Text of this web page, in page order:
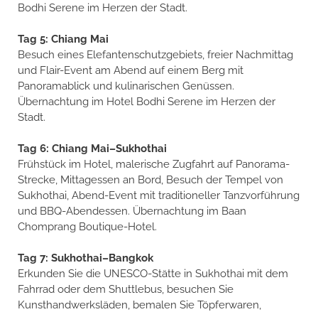
Bodhi Serene im Herzen der Stadt.
Tag 5: Chiang Mai
Besuch eines Elefantenschutzgebiets, freier Nachmittag
und Flair-Event am Abend auf einem Berg mit
Panoramablick und kulinarischen Genüssen.
Übernachtung im Hotel Bodhi Serene im Herzen der
Stadt.
Tag 6: Chiang Mai–Sukhothai
Frühstück im Hotel, malerische Zugfahrt auf Panorama-
Strecke, Mittagessen an Bord, Besuch der Tempel von
Sukhothai, Abend-Event mit traditioneller Tanzvorführung
und BBQ-Abendessen. Übernachtung im Baan
Chomprang Boutique-Hotel.
Tag 7: Sukhothai–Bangkok
Erkunden Sie die UNESCO-Stätte in Sukhothai mit dem
Fahrrad oder dem Shuttlebus, besuchen Sie
Kunsthandwerksläden, bemalen Sie Töpferwaren,